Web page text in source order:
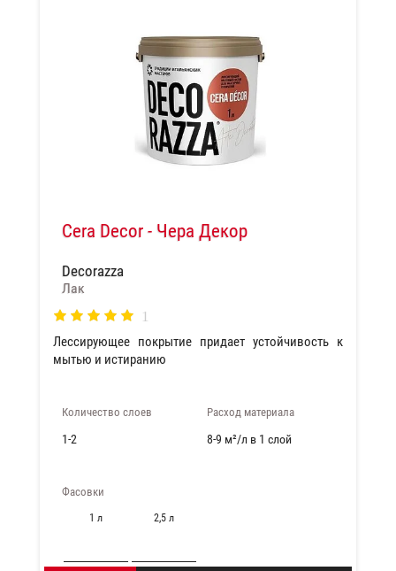
Cera Decor - Чера Декор
Decorazza
Лак
1
Лессирующее покрытие придает устойчивость к
мытью и истиранию
Количество слоев
1-2
Расход материала
8-9 м²/л в 1 слой
Фасовки
1 л 2,5 л